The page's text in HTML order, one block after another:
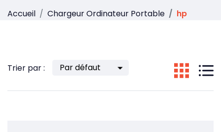
Accueil Chargeur Ordinateur Portable hp
Trier par :